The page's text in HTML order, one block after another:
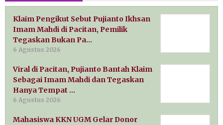
Klaim Pengikut Sebut Pujianto Ikhsan
Imam Mahdi di Pacitan, Pemilik
Tegaskan Bukan Pa…
6 Agustus 2026
Viral di Pacitan, Pujianto Bantah Klaim
Sebagai Imam Mahdi dan Tegaskan
Hanya Tempat …
6 Agustus 2026
Mahasiswa KKN UGM Gelar Donor